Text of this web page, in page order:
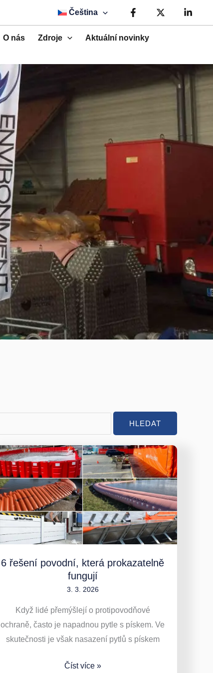
Čeština
O nás Zdroje
Aktuální novinky
6 řešení povodní, která prokazatelně
fungují
3. 3. 2026
Když lidé přemýšlejí o protipovodňové
ochraně, často je napadnou pytle s pískem. Ve
skutečnosti je však nasazení pytlů s pískem
6
řešení
povodní,
která
prokazatelně
fungují
Číst více »